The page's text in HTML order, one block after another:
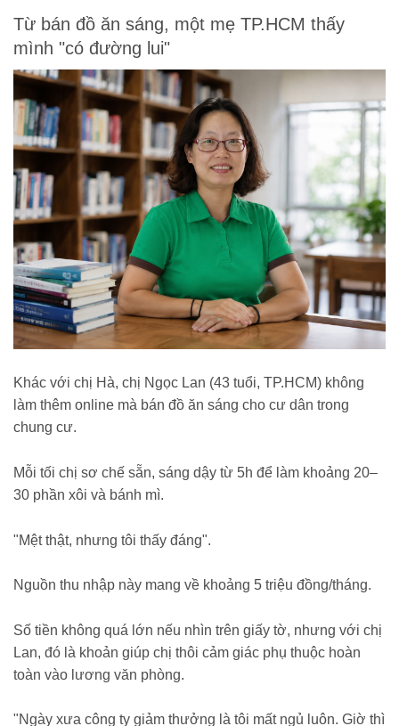
Từ bán đồ ăn sáng, một mẹ TP.HCM thấy
mình "có đường lui"
Khác với chị Hà, chị Ngọc Lan (43 tuổi, TP.HCM) không
làm thêm online mà bán đồ ăn sáng cho cư dân trong
chung cư.
Mỗi tối chị sơ chế sẵn, sáng dậy từ 5h để làm khoảng 20–
30 phần xôi và bánh mì.
"Mệt thật, nhưng tôi thấy đáng".
Nguồn thu nhập này mang về khoảng 5 triệu đồng/tháng.
Số tiền không quá lớn nếu nhìn trên giấy tờ, nhưng với chị
Lan, đó là khoản giúp chị thôi cảm giác phụ thuộc hoàn
toàn vào lương văn phòng.
"Ngày xưa công ty giảm thưởng là tôi mất ngủ luôn. Giờ thì